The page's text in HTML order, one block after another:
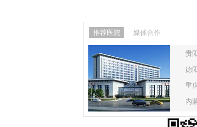
推荐医院 媒体合作
贵
德
重
内
甘